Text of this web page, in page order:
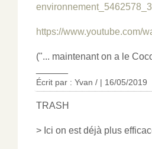
https://www.youtube.com/
("... maintenant on a le
Écrit par : Yvan / | 16/05/2019
TRASH
> Ici on est déjà plus